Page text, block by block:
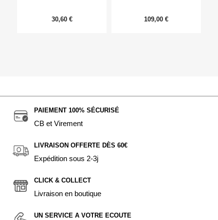
30,60 € 109,00 €
PAIEMENT 100% SÉCURISÉ
CB et Virement
LIVRAISON OFFERTE DÈS 60€
Expédition sous 2-3j
CLICK & COLLECT
Livraison en boutique
UN SERVICE A VOTRE ECOUTE